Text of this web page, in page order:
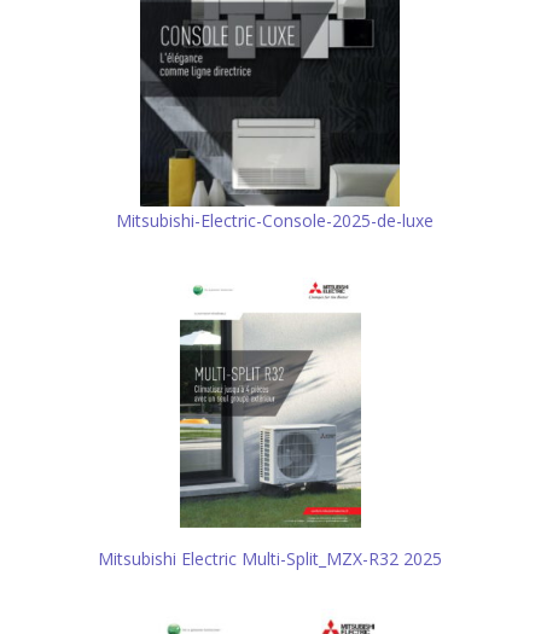
Mitsubishi-Electric-Console-2025-de-luxe
Mitsubishi Electric Multi-Split_MZX-R32 2025